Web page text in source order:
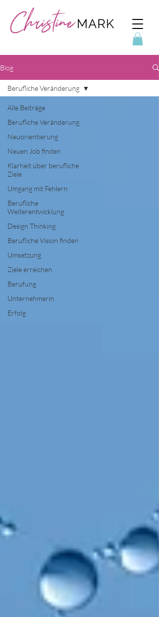
Blog
Alle Beiträge
Berufliche Veränderung
Neuorientierung
Neuen Job finden
Klarheit über berufliche
Ziele
Umgang mit Fehlern
Berufliche
Weiterentwicklung
Design Thinking
Berufliche Vision finden
Umsetzung
Ziele erreichen
Berufung
Unternehmerin
Erfolg
Berufliche Veränderung